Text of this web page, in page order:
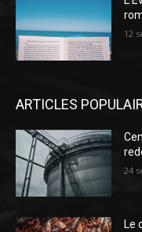
12
ARTICLES
24
Le